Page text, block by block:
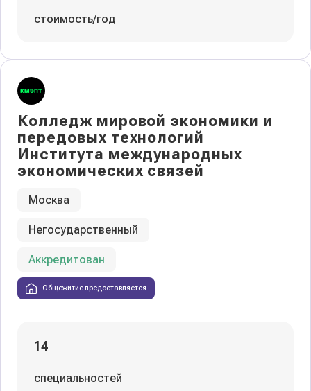
стоимость/год
Колледж мировой экономики и
передовых технологий
Института международных
экономических связей
Москва
Негосударственный
Аккредитован
Общежитие предоставляется
14
специальностей